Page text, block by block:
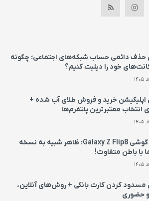
حذف دائمی حساب شبکه‌های اجتماعی؛ چگونه
خود را دیلیت کنیم؟
اپلیکیشن خرید و فروش طلای آب شده +
انتخاب معتبرترین پلتفرم‌ها
بررسی گوشی Galaxy Z Flip8؛ ظاهر شبیه به نسخه
با باطن متفاوت!
کردن کارت بانکی + روش‌های آنلاین،
حضوری